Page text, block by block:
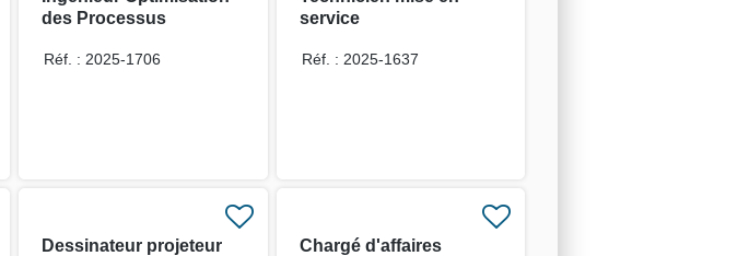
des Processus
H/F
Réf. : 2025-1706
service
Réf. : 2025-1637
Dessinateur projeteur
Chargé d'affaires